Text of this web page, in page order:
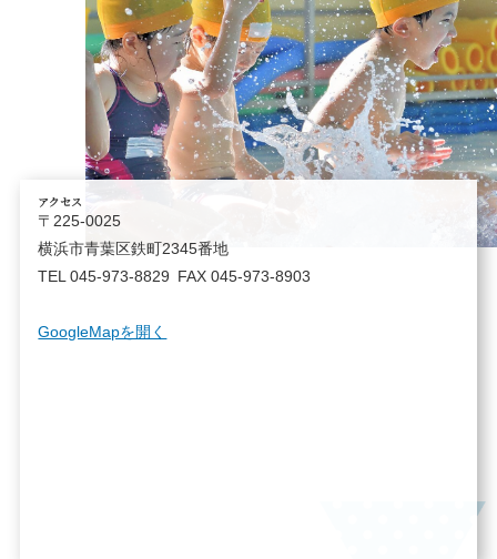
アクセス
〒225-0025
横浜市青葉区鉄町2345番地
TEL045-973-8829 FAX 045-973-8903
GoogleMapを開く